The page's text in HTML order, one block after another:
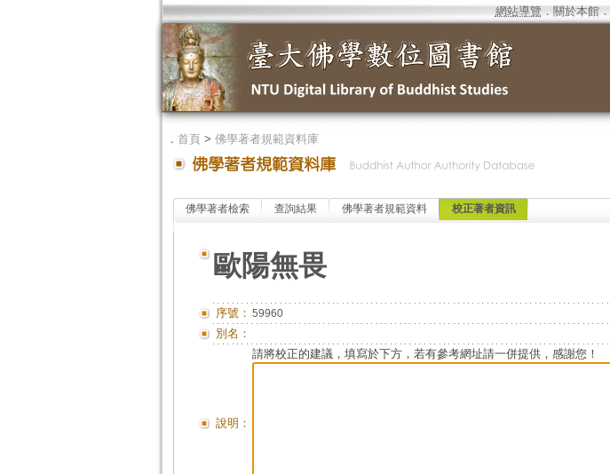
網站導覽 ． 關於本館．
． 首頁> 佛學著者規範資料庫
佛學著者檢索 查詢結果 佛學著者規範資料 校正著者資訊
歐陽無畏
序號： 59960
別名：
說明：
請將校正的建議，填寫於下方，若有參考網址請一併提供，感謝您！